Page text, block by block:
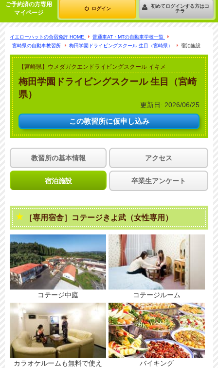
ご予約済の方専用
マイページ
ログイン
初めてログインする方はコ
チラ
イエローハットの合宿免許 HOME
普通車AT・MTの自動車学校一覧
宮崎県の自動車教習所
梅田学園ドライビングスクール 生目（宮崎県） 宿泊施設
【宮崎県】ウメダガクエンドライビングスクール イキメ
梅田学園ドライビングスクール 生目（宮崎
県）
更新日: 2026/06/25
この教習所に仮申し込み
教習所の基本情報 アクセス
宿泊施設 卒業生アンケート
［専用宿舎］コテージきよ武（女性専用）
コテージ中庭 コテージルーム
カラオケルームも無料で使え
バイキング